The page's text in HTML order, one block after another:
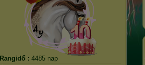
Rangidő : 4485 nap